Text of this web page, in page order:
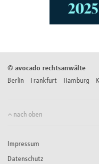
© avocado rechtsanwälte
Berlin Frankfurt Hamburg
nach oben
Impressum
Datenschutz